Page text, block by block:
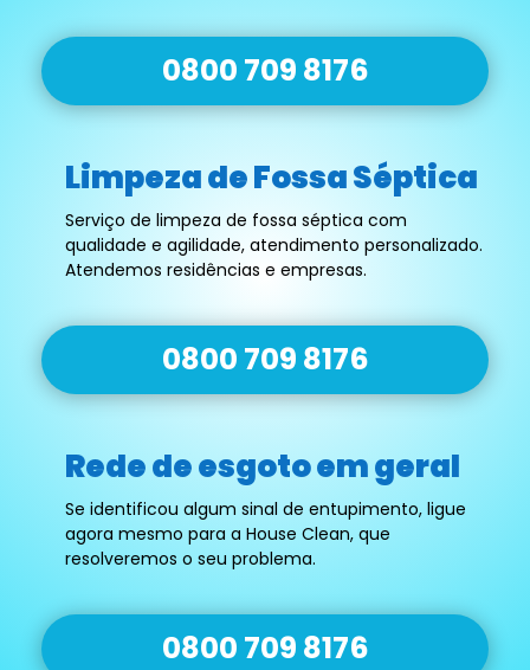
0800 709 8176
Limpeza de Fossa Séptica
Serviço de limpeza de fossa séptica com
qualidade e agilidade, atendimento personalizado.
Atendemos residências e empresas.
0800 709 8176
Rede de esgoto em geral
Se identificou algum sinal de entupimento, ligue
agora mesmo para a House Clean, que
resolveremos o seu problema.
0800 709 8176